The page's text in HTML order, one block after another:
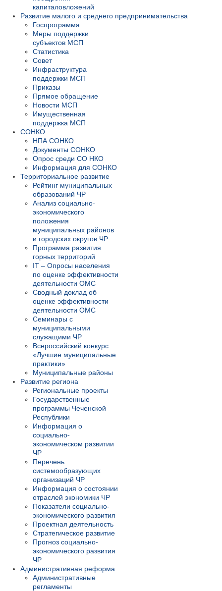
капиталовложений
Развитие малого и среднего предпринимательства
Госпрограмма
Меры поддержки
субъектов МСП
Статистика
Совет
Инфраструктура
поддержки МСП
Приказы
Прямое обращение
Новости МСП
Имущественная
поддержка МСП
СОНКО
НПА СОНКО
Документы СОНКО
Опрос среди СО НКО
Информация для СОНКО
Территориальное развитие
Рейтинг муниципальных
образований ЧР
Анализ социально-
экономического
положения
муниципальных районов
и городских округов ЧР
Программа развития
горных территорий
IT – Опросы населения
по оценке эффективности
деятельности ОМС
Сводный доклад об
оценке эффективности
деятельности ОМС
Семинары с
муниципальными
служащими ЧР
Всероссийский конкурс
«Лучшие муниципальные
практики»
Муниципальные районы
Развитие региона
Региональные проекты
Государственные
программы Чеченской
Республики
Информация о
социально-
экономическом развитии
ЧР
Перечень
системообразующих
организаций ЧР
Информация о состоянии
отраслей экономики ЧР
Показатели социально-
экономического развития
Проектная деятельность
Стратегическое развитие
Прогноз социально-
экономического развития
ЧР
Административная реформа
Административные
регламенты